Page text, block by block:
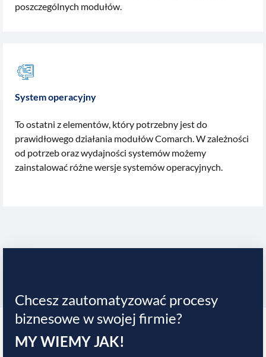
poszczególnych modułów.
System operacyjny
To ostatni z elementów, który potrzebny jest do
prawidłowego działania modułów Comarch. W zależności
od potrzeb oraz wydajności systemów możemy
zainstalować różne wersje systemów operacyjnych.
Chcesz zautomatyzować procesy
biznesowe w swojej firmie?
MY WIEMY JAK!